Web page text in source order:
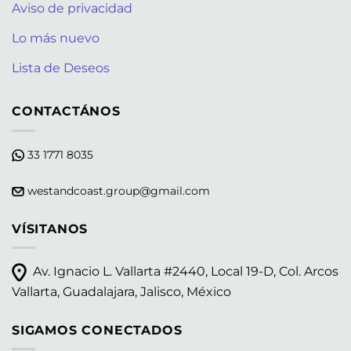
Aviso de privacidad
Lo más nuevo
Lista de Deseos
CONTACTÁNOS
33 1771 8035
westandcoast.group@gmail.com
VÍSITANOS
Av. Ignacio L. Vallarta #2440, Local 19-D, Col. Arcos
Vallarta, Guadalajara, Jalisco, México
SIGAMOS CONECTADOS